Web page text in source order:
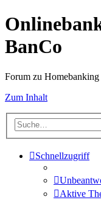
BanCo
Forum zu
Zum Inhalt
Schnellzugriff
Aktive